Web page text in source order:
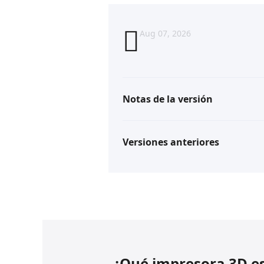
Aug 07, 2026
Notas de la versión
Versiones anteriores